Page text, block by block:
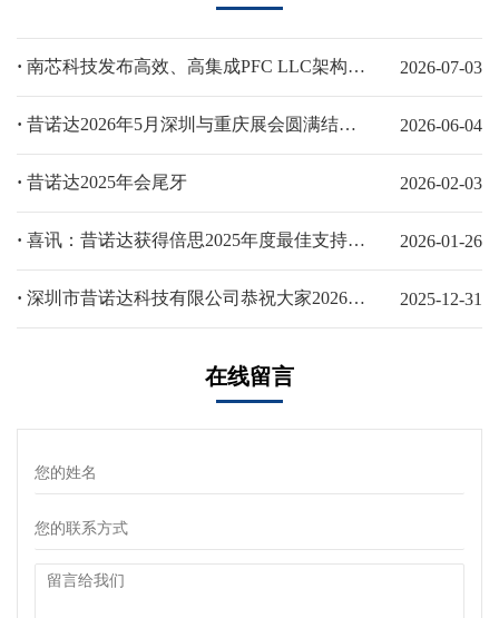
· 南芯科技发布高效、高集成PFC LLC架构AC-DC电源平台方案，助力AI算力终端与工业电源设计 2026-07-03
· 昔诺达2026年5月深圳与重庆展会圆满结束！ 2026-06-04
· 昔诺达2025年会尾牙 2026-02-03
· 喜讯：昔诺达获得倍思2025年度最佳支持伙伴奖 2026-01-26
· 深圳市昔诺达科技有限公司恭祝大家2026新年快乐，马年大吉！ 2025-12-31
在线留言